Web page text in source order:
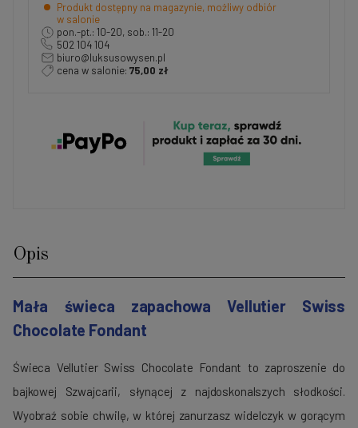
Produkt dostępny na magazynie, możliwy odbiór
w salonie
pon.-pt.: 10-20, sob.: 11-20
502 104 104
biuro@luksusowysen.pl
cena w salonie: 75,00 zł
Opis
Mała świeca zapachowa Vellutier Swiss
Chocolate Fondant
Świeca Vellutier Swiss Chocolate Fondant to zaproszenie do
bajkowej Szwajcarii, słynącej z najdoskonalszych słodkości.
Wyobraź sobie chwilę, w której zanurzasz widelczyk w gorącym